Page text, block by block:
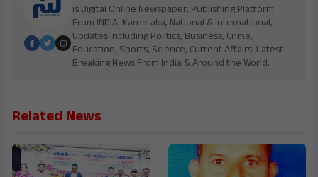
is Digital Online Newspaper, Publishing Platform
From INDIA. Karnataka, National & International,
Updates including Politics, Business, Crime,
Education, Sports, Science, Current Affairs. Latest
Breaking News From India & Around the World.
Related News